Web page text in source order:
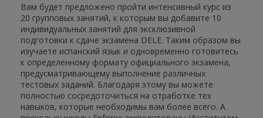
Вам будет предложено пройти интенсивный курс из
20 групповых занятий, к которым вы добавите 10
индивидуальных занятий для эксклюзивной
подготовки к сдаче экзамена DELE. Таким образом вы
изучаете испанский язык и одновременно готовитесь
к определенному формату официального экзамена,
предусматривающему выполнение различных
тестовых заданий. Благодаря этому вы можете
полностью сосредоточиться на отработке тех
навыков, которые необходимы вам более всего. А